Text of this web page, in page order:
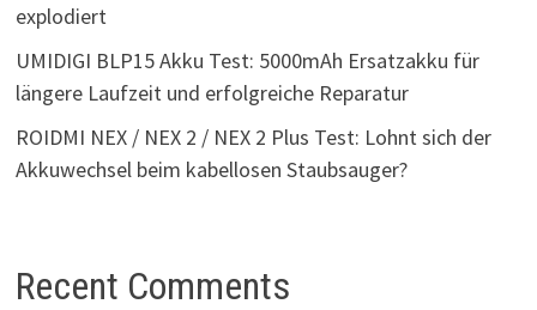
explodiert
UMIDIGI BLP15 Akku Test: 5000mAh Ersatzakku für
längere Laufzeit und erfolgreiche Reparatur
ROIDMI NEX / NEX 2 / NEX 2 Plus Test: Lohnt sich der
Akkuwechsel beim kabellosen Staubsauger?
Recent Comments